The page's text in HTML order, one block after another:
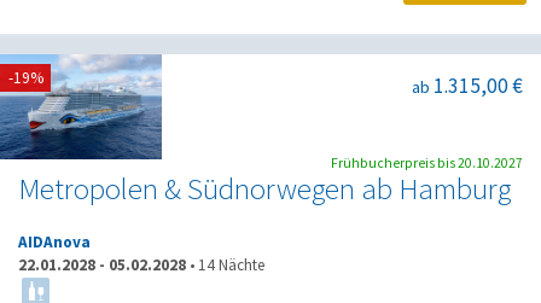
Metropolen & Südnorwegen ab Hamburg
ab 1.315,00 €
AIDAnova
22.01.2028 - 05.02.2028 • 14 Nächte
-19%
Frühbucherpreis bis 20.10.2027